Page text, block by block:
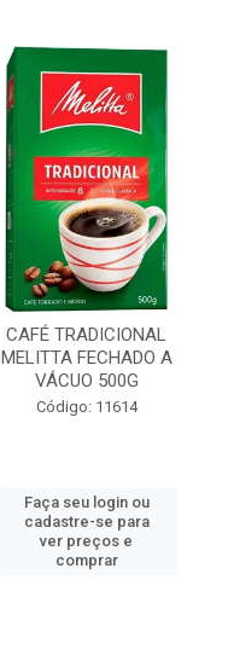
CAFÉ TRADICIONAL
MELITTA FECHADO A
VÁCUO 500G
Código: 11614
Faça seu login ou
cadastre-se para
ver preços e
comprar